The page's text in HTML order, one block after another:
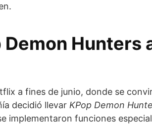
Hunters
a fines de junio, donde se
decidió llevar KPop Demon
implementaron funciones